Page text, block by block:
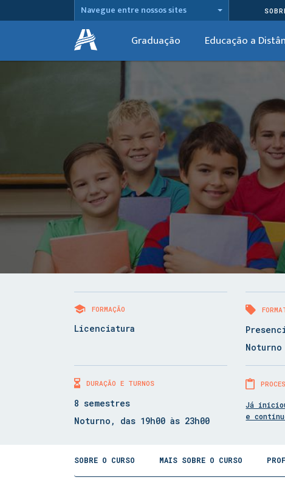
Navegue entre nossos sites
Graduação Educação a
FORMAÇÃO
Licenciatura
DURAÇÃO E TURNOS
8 semestres
Noturno, das 19h00 às 23h00
Já
e
SOBRE O CURSO MAIS SOBRE O CURSO